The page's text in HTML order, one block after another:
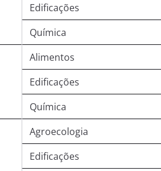
Edificações
Química
Alimentos
Edificações
Química
Agroecologia
Edificações